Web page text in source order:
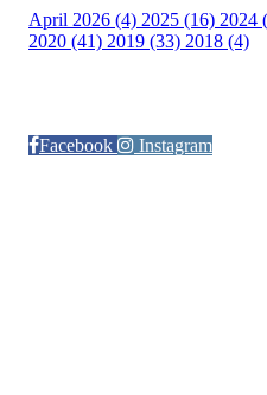
April 2026 (4) 2025 (16) 2024
2020 (41) 2019 (33) 2018 (4)
Facebook
Instagram